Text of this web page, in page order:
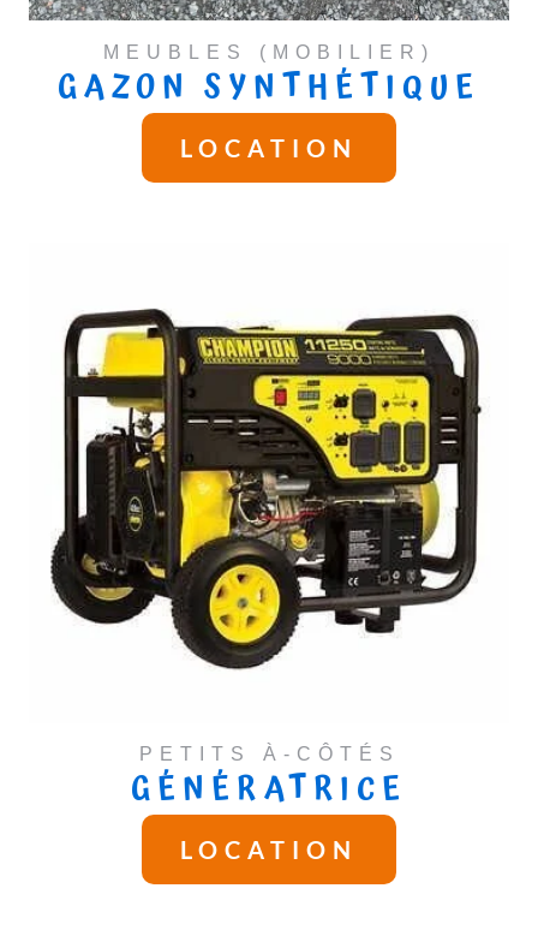
MEUBLES (MOBILIER)
GAZON SYNTHÉTIQUE
LOCATION
PETITS À-CÔTÉS
GÉNÉRATRICE
LOCATION